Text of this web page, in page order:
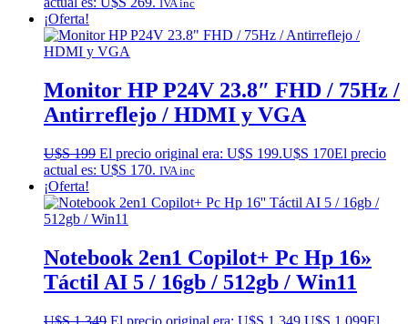
IVA inc
¡Oferta!
Monitor HP P24V 23.8″ FHD / 75Hz /
Antirreflejo / HDMI y VGA
U$S199 El precio original era: U$S 199.U$S 170El precio
actual es: U$S 170. IVA inc
¡Oferta!
Notebook 2en1 Copilot+ Pc Hp 16»
Táctil AI 5 / 16gb / 512gb / Win11
U$S1.349 El precio original era: U$S 1.349.U$S 1.099El